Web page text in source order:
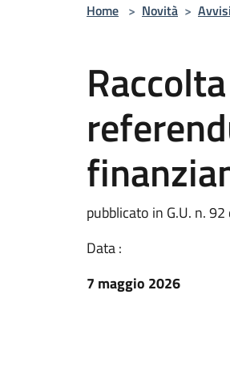
Home > Novità > Avvisi
pubblicato in G.U. n.
Data :
7 maggio 2026